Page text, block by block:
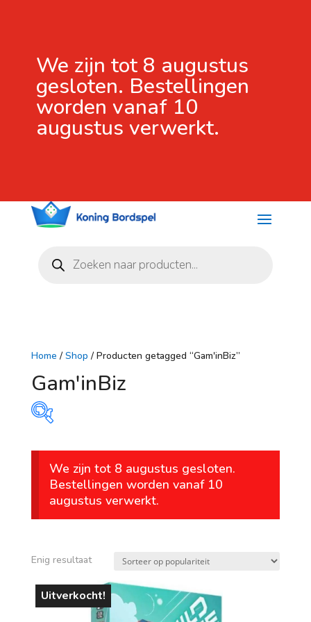
We zijn tot 8 augustus
gesloten. Bestellingen
worden vanaf 10
augustus verwerkt.
zoeken
Home / Shop / Producten getagged “Gam'inBiz”
Gam'inBiz
Prijs
€ 25
vanaf 1 jaar
vanaf 4 jaar
We zijn tot 8 augustus gesloten.
Bestellingen worden vanaf 10
augustus verwerkt.
Enig resultaat
Uitverkocht!